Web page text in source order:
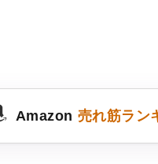
Amazon 売れ筋ラン